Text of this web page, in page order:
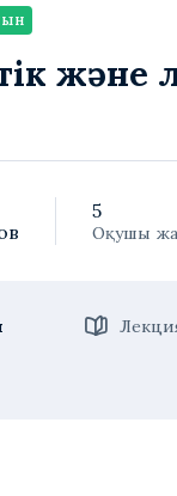
5
Оқушы